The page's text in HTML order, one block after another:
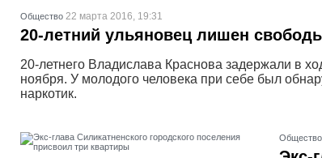
Общество 22 марта 2016, 19:31
20-летний ульяновец лишен
20-летнего Владислава Краснова задержали в
ноября. У молодого человека при себе был
наркотик.
Общество